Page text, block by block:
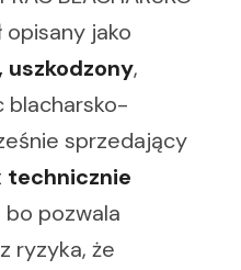
opisany jako
uszkodzony,
blacharsko-
sprzedający
technicznie
pozwala
ryzyka, że